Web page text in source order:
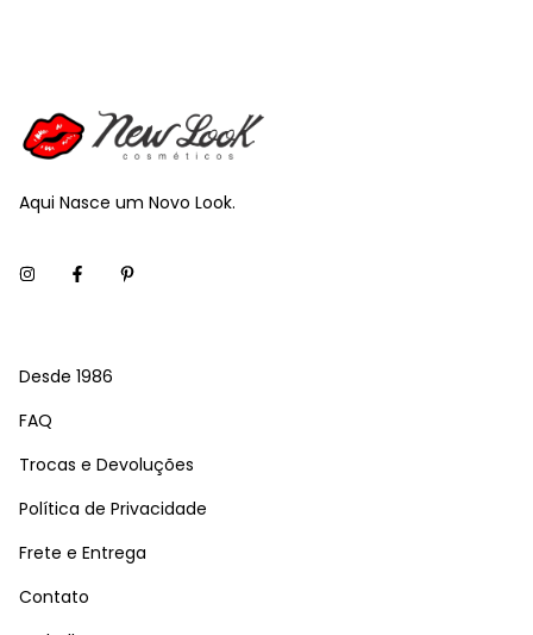
Aqui Nasce um Novo Look.
Desde 1986
FAQ
Trocas e Devoluções
Política de Privacidade
Frete e Entrega
Contato